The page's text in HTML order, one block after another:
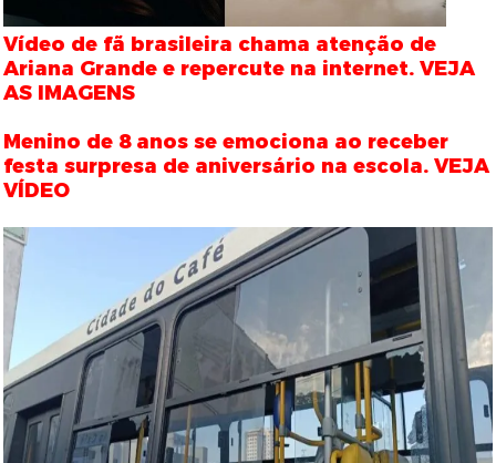
Vídeo de fã brasileira chama atenção de
Ariana Grande e repercute na internet. VEJA
AS IMAGENS
Menino de 8 anos se emociona ao receber
festa surpresa de aniversário na escola. VEJA
VÍDEO